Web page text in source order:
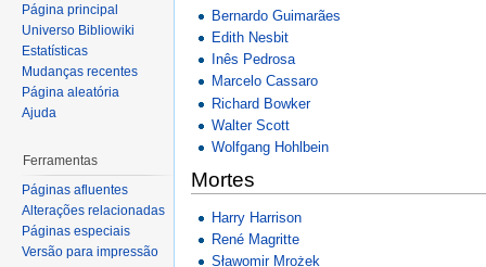
Bernardo Guimarães
Edith Nesbit
Inês Pedrosa
Marcelo Cassaro
Richard Bowker
Walter Scott
Wolfgang Hohlbein
Mortes
Harry Harrison
René Magritte
Sławomir Mrożek
Página principal
Universo Bibliowiki
Estatísticas
Mudanças recentes
Página aleatória
Ajuda
Ferramentas
Páginas afluentes
Alterações relacionadas
Páginas especiais
Versão para impressão